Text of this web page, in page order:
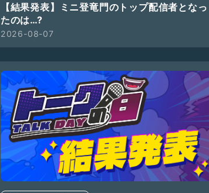
【結果発表】ミニ登竜門のトップ配信者となっ
たのは…?
2026-08-07